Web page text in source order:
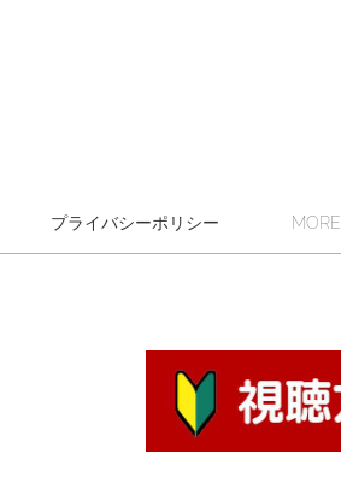
プライバシーポリシー MORE